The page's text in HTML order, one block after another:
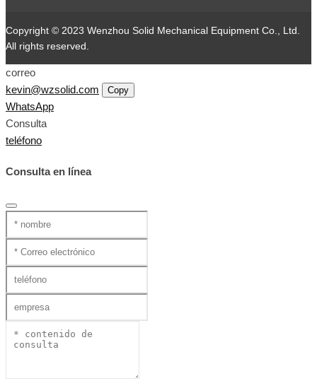
Copyright © 2023 Wenzhou Solid Mechanical Equipment Co., Ltd.
All rights reserved.
correo
kevin@wzsolid.com
Copy
WhatsApp
Consulta
teléfono
Consulta en línea